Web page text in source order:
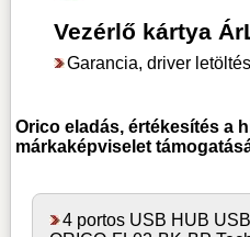
Vezérlő kártya
Garancia, driver letöltés
Orico eladás, értékesítés a
márkaképviselet
4 portos USB HUB